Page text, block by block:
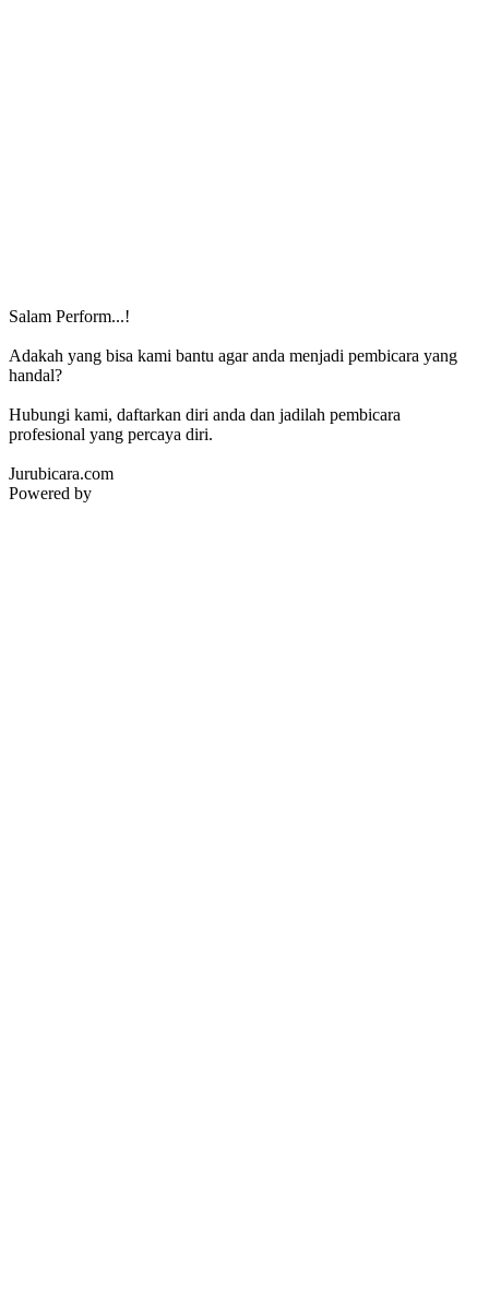
Salam Perform...!
Adakah yang bisa kami bantu agar anda menjadi pembicara yang
handal?
Hubungi kami, daftarkan diri anda dan jadilah pembicara
profesional yang percaya diri.
Jurubicara.com
Powered by